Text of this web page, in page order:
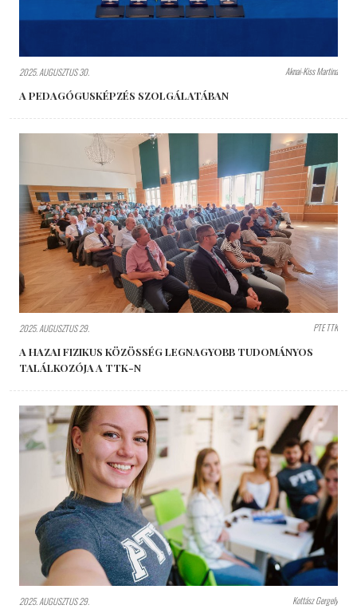
2025. AUGUSZTUS 30. Aknai-Kiss Martina
A PEDAGÓGUSKÉPZÉS SZOLGÁLATÁBAN
2025. AUGUSZTUS 29. PTE TTK
A HAZAI FIZIKUS KÖZÖSSÉG LEGNAGYOBB TUDOMÁNYOS
TALÁLKOZÓJA A TTK-N
2025. AUGUSZTUS 29. Kottász Gergely